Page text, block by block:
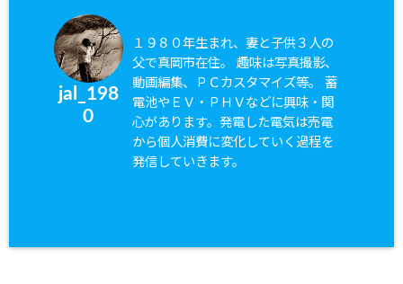
jal_198
0
１９８０年生まれ、妻と子供３人の
父で真岡市在住。 趣味は写真撮影、
動画編集、ＰＣカスタマイズ等。 蓄
電池やＥＶ・ＰＨＶなどに興味・関
心があります。発電した電気は売電
から個人消費に変化していく過程を
発信していきます。